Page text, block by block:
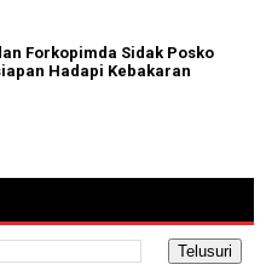
Forkopimda Sidak Posko
Hadapi Kebakaran